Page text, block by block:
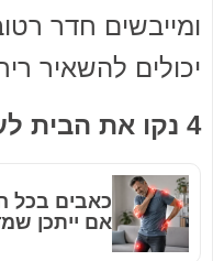
ומייבשים חדר
יכולים להשאיר
4 נקו את הבית לעיתים קרובות
כאבים בכל
אם ייתכן